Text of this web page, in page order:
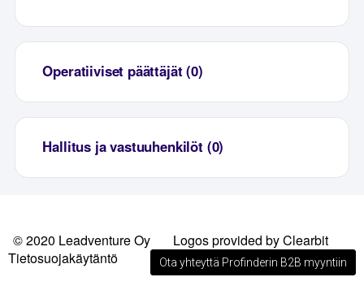
Operatiiviset päättäjät (0)
Hallitus ja vastuuhenkilöt (0)
© 2020 Leadventure Oy
Logos provided by Clearbit
Tietosuojakäytäntö
Ota yhteyttä Profinderin B2B myyntiin